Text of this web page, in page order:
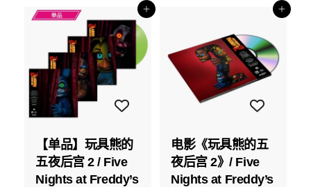
0
1
2
0
添加到购物车
【单品】玩具熊的
五夜后宫 2 / Five
Nights at Freddy’s
添加到购物车
电影《玩具熊的五
夜后宫 2》/ Five
Nights at Freddy’s